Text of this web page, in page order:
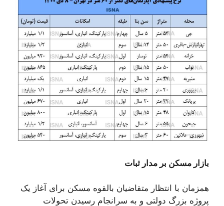
بازار مسکن بر مدار ثبات
همزمان با انتظار متقاضیان بالقوه مسکن برای آغاز یک
پروژه بزرگ دولتی و به سرانجام رسیدن تحولات